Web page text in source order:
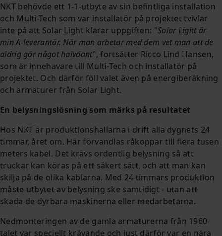
NKT behövde ett 1-1-utbyte av sin befintliga installation
och Multi-Tech som var installatör på projektet tvivlar
inte på att Solar Light klarar uppgiften: "Solar Light är
min A-leverantör. När man arbetar med dem vet man att de
aldrig gör något halvdant", fortsätter Ricco Lind Hansen,
som är innehavare till Multi-Tech och installatör på
projektet. Och därför föll valet även på energiberäkning
och armaturer från Solar Light.
En belysningslösning som märks på resultatet
Hos NKT är produktionshallarna i drift alla dygnets 24
timmar, året om. Här förvandlas råkoppar till flera tusen
meters kabel. Det krävs ordentlig belysning så att
truckar kan köras på ett säkert sätt, och att man kan
skilja på de olika kablarna. Med 24 timmars produktion
måste utbytet av belysning ske samtidigt - utan att
skada de dyrbara maskinerna eller medarbetarna.
Nedmonteringen av de gamla armaturerna från 1960-
talet var speciellt krävande och just därför var en nära